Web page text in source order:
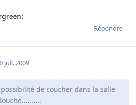
Répondre
juil. 2009
possibilité de coucher dans la salle